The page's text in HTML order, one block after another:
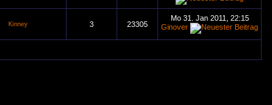
Kinney 3 23305
Mo 31. Jan 2011, 22:15
Ginover